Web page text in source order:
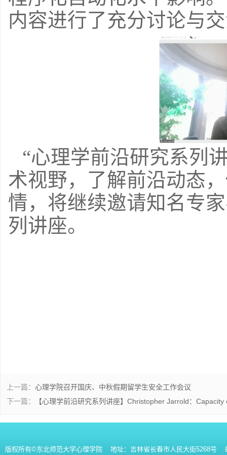
内容进行了充分讨论与
“心理学前沿研究系列
术视野，了解前沿动态
情，将继续邀请知名专
列讲座。
上一篇： 心理学院召开国庆、中秋假期留学生安全工作会议
下一篇：
【心理学前沿研究系列讲座】Christopher Jarrold：
版权所有©东北师范大学心理学院 地址：吉林省长春市人民大街5268号